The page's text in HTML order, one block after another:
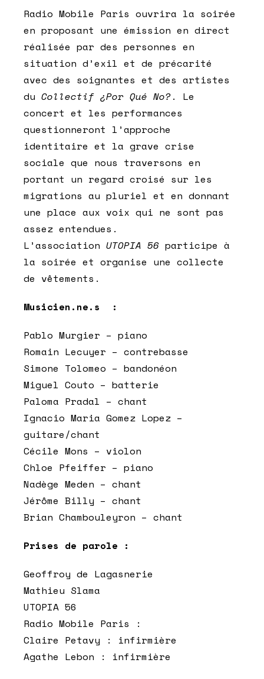
Radio Mobile Paris ouvrira la soirée
en proposant une émission en direct
réalisée par des personnes en
situation d’exil et de précarité
avec des soignantes et des artistes
du Collectif ¿Por Qué No?. Le
concert et les performances
questionneront l’approche
identitaire et la grave crise
sociale que nous traversons en
portant un regard croisé sur les
migrations au pluriel et en donnant
une place aux voix qui ne sont pas
assez entendues.
L’association UTOPIA 56 participe à
la soirée et organise une collecte
de vêtements.
Musicien.ne.s :
Pablo Murgier – piano
Romain Lecuyer – contrebasse
Simone Tolomeo – bandonéon
Miguel Couto – batterie
Paloma Pradal – chant
Ignacio Maria Gomez Lopez –
guitare/chant
Cécile Mons – violon
Chloe Pfeiffer – piano
Nadège Meden – chant
Jérôme Billy – chant
Brian Chambouleyron – chant
Prises de parole :
Geoffroy de Lagasnerie
Mathieu Slama
UTOPIA 56
Radio Mobile Paris :
Claire Petavy : infirmière
Agathe Lebon : infirmière